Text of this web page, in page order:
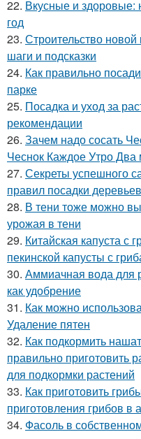
22. Вкусные и здоровые:
год
23. Строительство
шаги и подсказки
24. Как правильно
парке
25. Посадка и уход за
рекомендации
26. Зачем надо сосать
Чеснок Каждое Утро
27. Секреты успешного
правил посадки деревьев
28. В тени тоже можно
урожая в тени
29. Китайская капуста с
пекинской капусты с
30. Аммиачная вода для
как удобрение
31. Как можно
Удаление пятен
32. Как подкормить
правильно приготовить
для подкормки растений
33. Как приготовить
приготовления грибов
34. Фасоль в